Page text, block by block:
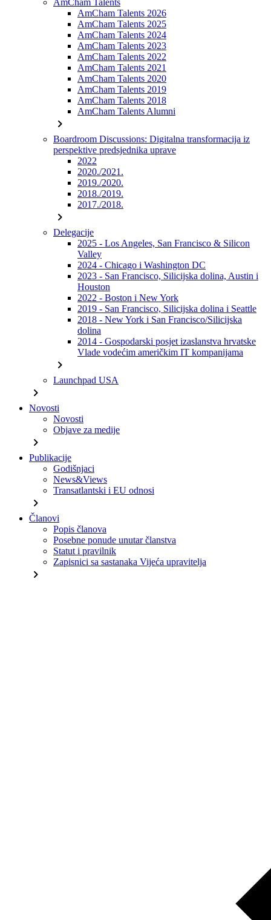
AmCham Talents
AmCham Talents 2026
AmCham Talents 2025
AmCham Talents 2024
AmCham Talents 2023
AmCham Talents 2022
AmCham Talents 2021
AmCham Talents 2020
AmCham Talents 2019
AmCham Talents 2018
AmCham Talents Alumni
chevron_right
Boardroom Discussions: Digitalna transformacija iz
perspektive predsjednika uprave
2022
2020./2021.
2019./2020.
2018./2019.
2017./2018.
chevron_right
Delegacije
2025 - Los Angeles, San Francisco & Silicon
Valley
2024 - Chicago i Washington DC
2023 - San Francisco, Silicijska dolina, Austin i
Houston
2022 - Boston i New York
2019 - San Francisco, Silicijska dolina i Seattle
2018 - New York i San Francisco/Silicijska
dolina
2014 - Gospodarski posjet izaslanstva hrvatske
Vlade vodećim američkim IT kompanijama
chevron_right
Launchpad USA
chevron_right
Novosti
Novosti
Objave za medije
chevron_right
Publikacije
Godišnjaci
News&Views
Transatlantski i EU odnosi
chevron_right
Članovi
Popis članova
Posebne ponude unutar članstva
Statut i pravilnik
Zapisnici sa sastanaka Vijeća upravitelja
chevron_right